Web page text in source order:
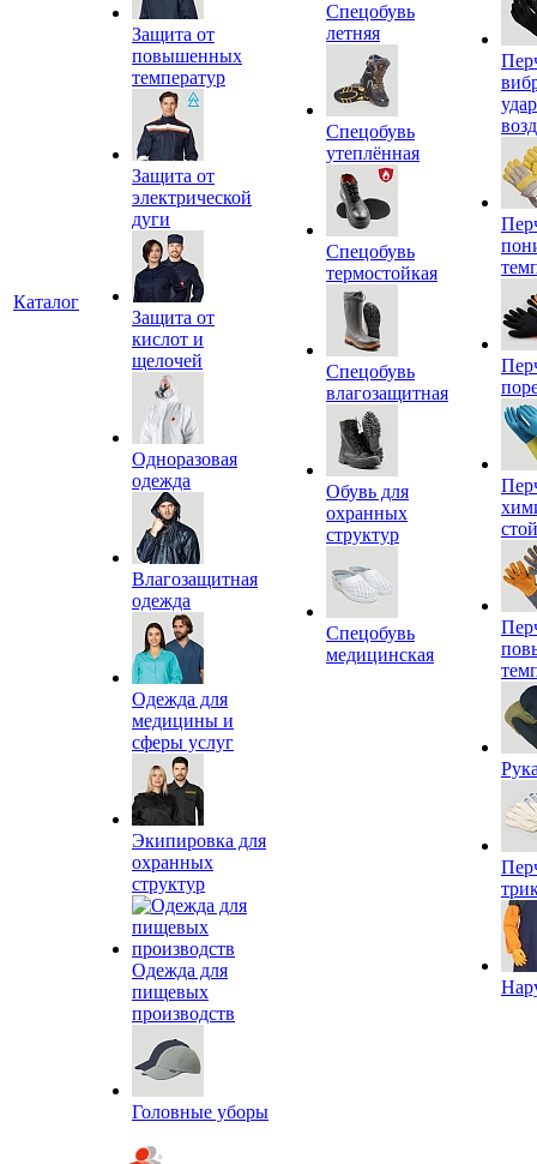
Каталог
Защита от
повышенных
температур
Защита от
электрической
дуги
Защита от
кислот и
щелочей
Одноразовая
одежда
Влагозащитная
одежда
Одежда для
медицины и
сферы услуг
Экипировка для
охранных
структур
Одежда для
пищевых
производств
Головные уборы
Спецобувь
летняя
Спецобувь
утеплённая
Спецобувь
термостойкая
Спецобувь
влагозащитная
Обувь для
охранных
структур
Спецобувь
медицинская